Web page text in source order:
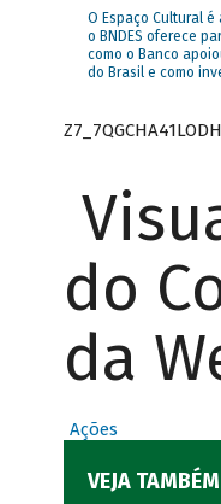
O Espaço Cultural
o BNDES oferece
como o Banco
do Brasil e como
do
da
Ações
VEJA TAMBÉM